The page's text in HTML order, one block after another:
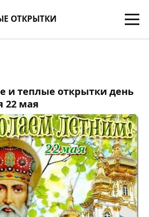
ОТКРЫТКИ
и теплые открытки день
22 мая